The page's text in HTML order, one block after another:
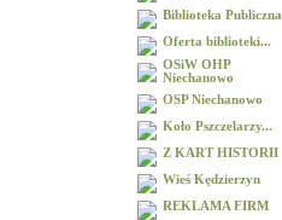
Biblioteka Publiczna
Oferta biblioteki...
OSiW OHP
Niechanowo
OSP Niechanowo
Koło Pszczelarzy...
Z KART HISTORII
Wieś Kędzierzyn
REKLAMA FIRM